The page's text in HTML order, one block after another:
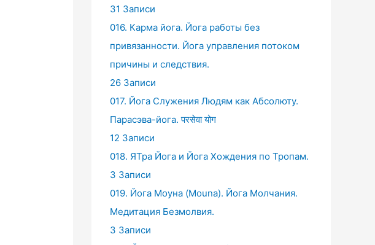
31 Записи
016. Карма йога. Йога работы без
привязанности. Йога управления потоком
причины и следствия.
26 Записи
017. Йога Служения Людям как Абсолюту.
Парасэва-йога. परसेवा योग
12 Записи
018. ЯТра Йога и Йога Хождения по Тропам.
3 Записи
019. Йога Моуна (Mouna). Йога Молчания.
Медитация Безмолвия.
3 Записи